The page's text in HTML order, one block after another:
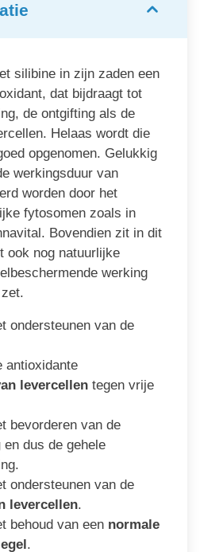
silibine in zijn zaden een
dat bijdraagt tot
de ontgifting als de
Helaas wordt die
opgenomen. Gelukkig
werkingsduur van
worden door het
fytosomen zoals in
Bovendien zit in dit
ook nog natuurlijke
werking
ondersteunen van de
antioxidante
levercellen tegen vrije
bevorderen van de
en dus de gehele
ondersteunen van de
levercellen.
behoud van een normale
.